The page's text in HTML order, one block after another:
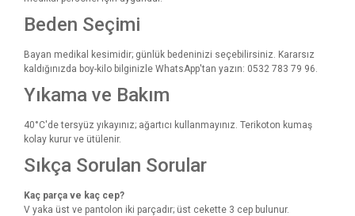
Beden Seçimi
Bayan medikal kesimidir; günlük bedeninizi seçebilirsiniz. Kararsız
kaldığınızda boy-kilo bilginizle WhatsApp'tan yazın: 0532 783 79 96.
Yıkama ve Bakım
40°C'de tersyüz yıkayınız; ağartıcı kullanmayınız. Terikoton kumaş
kolay kurur ve ütülenir.
Sıkça Sorulan Sorular
Kaç parça ve kaç cep?
V yaka üst ve pantolon iki parçadır; üst cekette 3 cep bulunur.